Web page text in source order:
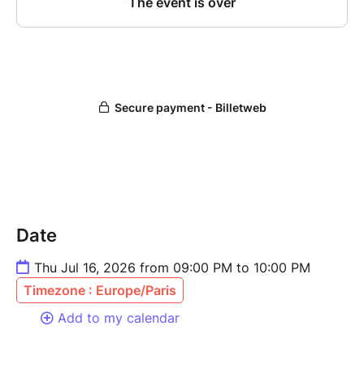
Date
Thu Jul 16, 2026 from 09:00 PM to 10:00 PM
Timezone : Europe/Paris
Add to my calendar